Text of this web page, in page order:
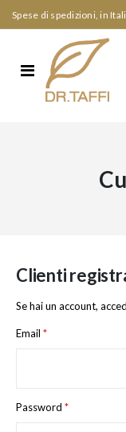
Spese di spedizioni, in
Toggle
Nav
Clienti
Se hai un account,
Email
Password